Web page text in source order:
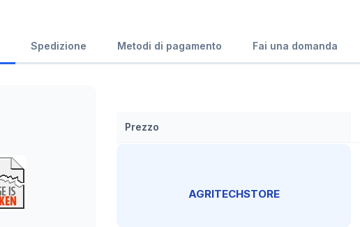
Spedizione Metodi di pagamento Fai una domanda
Prezzo
AGRITECHSTORE